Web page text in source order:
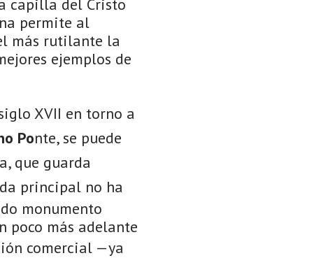
capilla del Cristo
permite al
más rutilante la
ejemplos de
XVII en torno a
Ponte, se puede
que guarda
principal no ha
monumento
poco más adelante
comercial —ya